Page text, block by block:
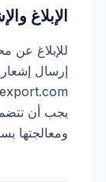
الإبلاغ
للإبلاغ عن
إرسال
يجب أن
ومعالجتها